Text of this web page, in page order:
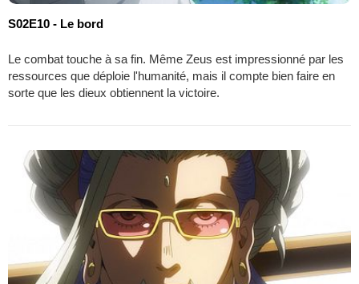
S02E10 - Le bord
Le combat touche à sa fin. Même Zeus est impressionné par les
ressources que déploie l'humanité, mais il compte bien faire en
sorte que les dieux obtiennent la victoire.